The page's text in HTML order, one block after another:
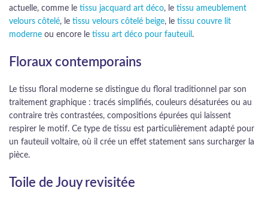
actuelle, comme le tissu jacquard art déco, le tissu ameublement
velours côtelé, le tissu velours côtelé beige, le tissu couvre lit
moderne ou encore le tissu art déco pour fauteuil .
Floraux contemporains
Le tissu floral moderne se distingue du floral traditionnel par son
traitement graphique : tracés simplifiés, couleurs désaturées ou au
contraire très contrastées, compositions épurées qui laissent
respirer le motif. Ce type de tissu est particulièrement adapté pour
un fauteuil voltaire, où il crée un effet statement sans surcharger la
pièce.
Toile de Jouy revisitée